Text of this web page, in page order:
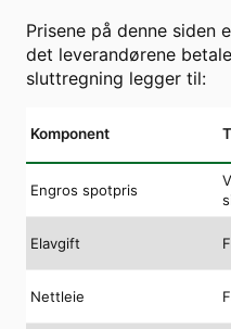
Prisene på denne siden
det leverandørene
sluttregning legger til:
Komponent
Engros spotpris
Elavgift
Nettleie